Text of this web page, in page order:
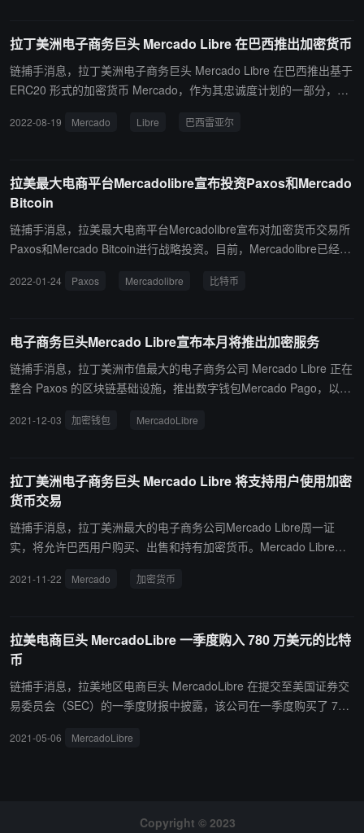
拉丁美洲电子商务巨头 Mercado Libre 在巴西推出加密货币
链捕手消息，拉丁美洲电子商务巨头 Mercado Libre 在巴西推出基于
ERC20 形式的加密货币 Mercado，作为其忠诚度计划的一部分，用
有 Mercado 代币的用户可以使用它们在市场上购买更多物品，或者
2022-08-19 Mercado Libre 巴西雷亚尔
拉美最大电商平台Mercadolibre宣布投资Paxos和Mercado
Bitcoin
链捕手消息，拉美最大电商平台Mercadolibre宣布对加密货币交易所
Paxos和Mercado Bitcoin进行战略投资。目前，Mercadolibre已经购
供了投资加密货币的可能性。（来源链接）
2022-01-24 Paxos Mercadolibre 比特币
电子商务巨头Mercado Libre宣布本月将推出加密服务
链捕手消息，拉丁美洲市值最大的电子商务公司 Mercado Libre 正在
整合 Paxos 的区块链基础设施，推出数字钱包Mercado Pago，以允
和出售BTC、ETH、USDP，交易所需的最低金额为1巴西雷亚尔（约
USDP 的价格，以及有关这三种加密货币的教育内容。Paxos 战略负
责人 Walter Hessert 曾在一份声明中表示，Mercado Pago 计划将为
超过 2 亿的巴西人提供加密货币和稳定币服务。（来源链接）
2021-12-03 加密钱包 MercadoLibre
拉丁美洲电子商务巨头 Mercado Libre 将支持用户使用加密
货币交易
链捕手消息，拉丁美洲最大的电子商务公司Mercado Libre周一证
实，将允许巴西用户购买、出售和持有加密货币。Mercado Libre将
说明将与谁合作提供这项服务。该公司“正在分析围绕这项技术的所
几周内更广泛地推出该功能。（来源链接）
2021-11-22 Mercado 加密货币
拉美电商巨头 MercadoLibre 一季度购入 780 万美元的比特
币
链捕手消息，拉美地区电商巨头 MercadoLibre 在提交至美国证券交
易委员会（SEC）的一季度财报中披露，该公司在一季度购买了 780
悉，MercadoLibre 是拉丁美洲最大的电商平台，成立于 1999 年，
2021-05-06 MercadoLibre
Copyright © 2023